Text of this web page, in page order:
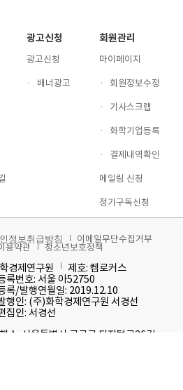
광고신청
광고신청
·
배너광고
회원관리
마이페이지
·
회원정보수정
·
기사스크랩
·
화학기업등록
·
결제내역확인
메일링 신청
정기구독신청
정보취급방침 이메일무단수집거부
용약관 청소년보호정책
경제연구원
제호: 켐로커스
록번호: 서울 아52750
록/발행연월일: 2019.12.10
행인: (주)화학경제연구원 서경선
집인: 서경선
소: 서울특별시 구로구 디지털로26길